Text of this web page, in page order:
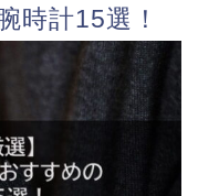
時計15選！